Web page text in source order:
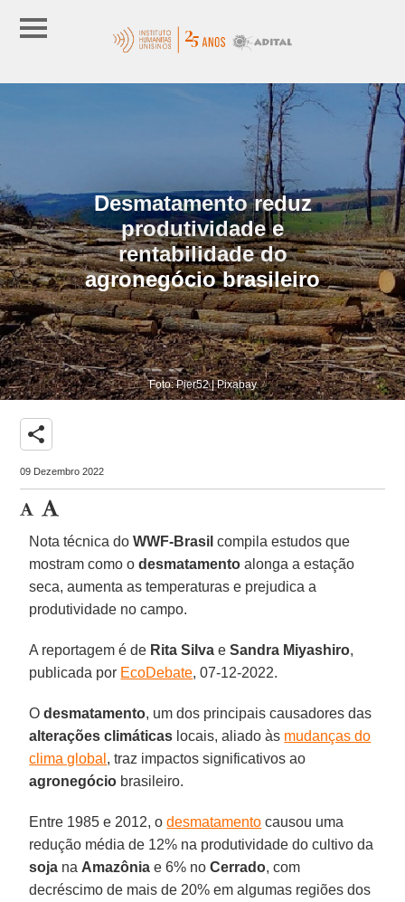
Desmatamento reduz
produtividade e
rentabilidade do
agronegócio brasileiro
Foto: Pier52 | Pixabay
share
09 Dezembro 2022
Nota técnica doWWF-Brasil compila estudos que
mostram como odesmatamento alonga a estação
seca, aumenta as temperaturas e prejudica a
produtividade no campo.
A reportagem é de Rita Silva eSandra Miyashiro,
publicada por EcoDebate, 07-12-2022.
Odesmatamento, um dos principais causadores das
alterações climáticas locais, aliado às mudanças do
clima global , traz impactos significativos ao
agronegócio brasileiro.
Entre 1985 e 2012, odesmatamento causou uma
redução média de 12% na produtividade do cultivo da
soja na Amazônia e 6% noCerrado, com
decréscimo de mais de 20% em algumas regiões dos